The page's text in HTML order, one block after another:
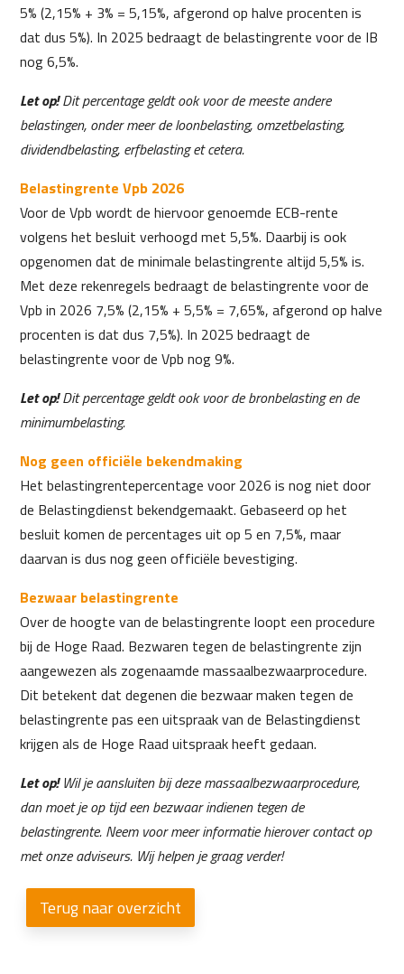
5% (2,15% + 3% = 5,15%, afgerond op halve procenten is
dat dus 5%). In 2025 bedraagt de belastingrente voor de IB
nog 6,5%.
Let op!Dit percentage geldt ook voor de meeste andere
belastingen, onder meer de loonbelasting, omzetbelasting,
dividendbelasting, erfbelasting et cetera.
Belastingrente Vpb 2026
Voor de Vpb wordt de hiervoor genoemde ECB-rente
volgens het besluit verhoogd met 5,5%. Daarbij is ook
opgenomen dat de minimale belastingrente altijd 5,5% is.
Met deze rekenregels bedraagt de belastingrente voor de
Vpb in 2026 7,5% (2,15% + 5,5% = 7,65%, afgerond op halve
procenten is dat dus 7,5%). In 2025 bedraagt de
belastingrente voor de Vpb nog 9%.
Let op!Dit percentage geldt ook voor de bronbelasting en de
minimumbelasting.
Nog geen officiële bekendmaking
Het belastingrentepercentage voor 2026 is nog niet door
de Belastingdienst bekendgemaakt. Gebaseerd op het
besluit komen de percentages uit op 5 en 7,5%, maar
daarvan is dus nog geen officiële bevestiging.
Bezwaar belastingrente
Over de hoogte van de belastingrente loopt een procedure
bij de Hoge Raad. Bezwaren tegen de belastingrente zijn
aangewezen als zogenaamde massaalbezwaarprocedure.
Dit betekent dat degenen die bezwaar maken tegen de
belastingrente pas een uitspraak van de Belastingdienst
krijgen als de Hoge Raad uitspraak heeft gedaan.
Let op!Wil je aansluiten bij deze massaalbezwaarprocedure,
dan moet je op tijd een bezwaar indienen tegen de
belastingrente. Neem voor meer informatie hierover contact op
met onze adviseurs. Wij helpen je graag verder!
Terug naar overzicht